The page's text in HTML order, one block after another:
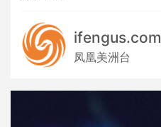
ifengus.com
凤凰美洲台